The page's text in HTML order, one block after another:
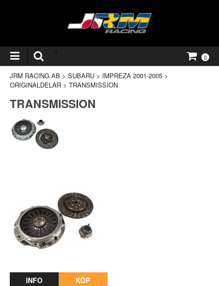
<
0
JRM RACING AB > SUBARU > IMPREZA 2001-2005 >
ORIGINALDELAR > TRANSMISSION
TRANSMISSION
INFO KÖP